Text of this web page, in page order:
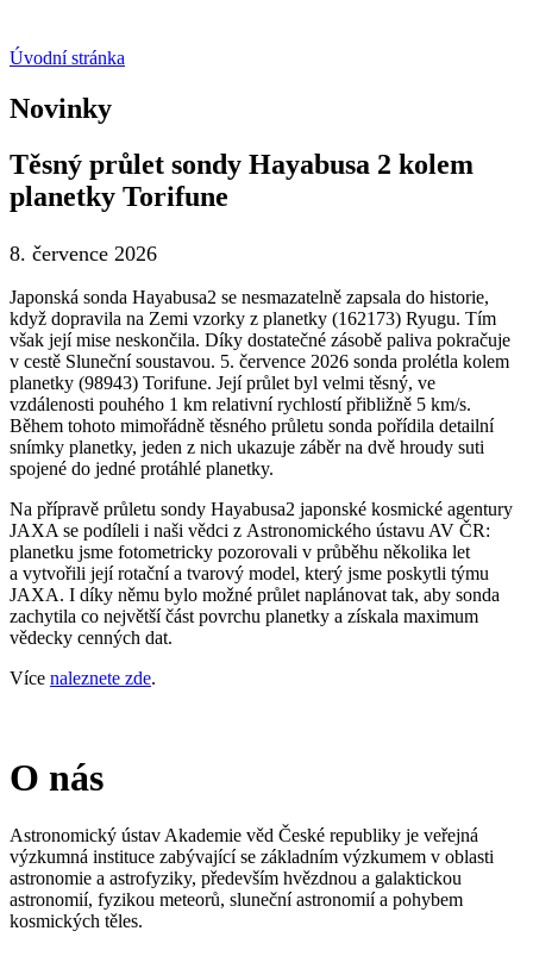
Úvodní stránka
Novinky
Těsný průlet sondy Hayabusa 2 kolem
planetky Torifune
8. července 2026
Japonská sonda Hayabusa2 se nesmazatelně zapsala do historie,
když dopravila na Zemi vzorky z planetky (162173) Ryugu. Tím
však její mise neskončila. Díky dostatečné zásobě paliva pokračuje
v cestě Sluneční soustavou. 5. července 2026 sonda prolétla kolem
planetky (98943) Torifune. Její průlet byl velmi těsný, ve
vzdálenosti pouhého 1 km relativní rychlostí přibližně 5 km/s.
Během tohoto mimořádně těsného průletu sonda pořídila detailní
snímky planetky, jeden z nich ukazuje záběr na dvě hroudy suti
spojené do jedné protáhlé planetky.
Na přípravě průletu sondy Hayabusa2 japonské kosmické agentury
JAXA se podíleli i naši vědci z Astronomického ústavu AV ČR:
planetku jsme fotometricky pozorovali v průběhu několika let
a vytvořili její rotační a tvarový model, který jsme poskytli týmu
JAXA. I díky němu bylo možné průlet naplánovat tak, aby sonda
zachytila co největší část povrchu planetky a získala maximum
vědecky cenných dat.
Více naleznete zde.
O nás
Astronomický ústav Akademie věd České republiky je veřejná
výzkumná instituce zabývající se základním výzkumem v oblasti
astronomie a astrofyziky, především hvězdnou a galaktickou
astronomií, fyzikou meteorů, sluneční astronomií a pohybem
kosmických těles.